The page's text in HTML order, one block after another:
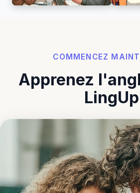
COMMENCEZ
Apprenez
LingUp